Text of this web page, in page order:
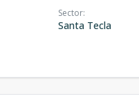
Sector:
Santa Tecla